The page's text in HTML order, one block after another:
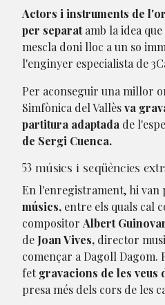
Actors i instruments de
per separatamb la idea
mescla doni lloc a un so
l'enginyer especialista de
Per aconseguir una millor
Simfònica del Vallèsva
partitura adaptada de
de Sergi Cuenca.
53 músics i seqüències
En l'enregistrament, hi van
músics, entre els quals cal
compositor Albert
de Joan Vives, director
començar a Dagoll Dagom.
fetgravacions de les veus
presa més dels cors de les